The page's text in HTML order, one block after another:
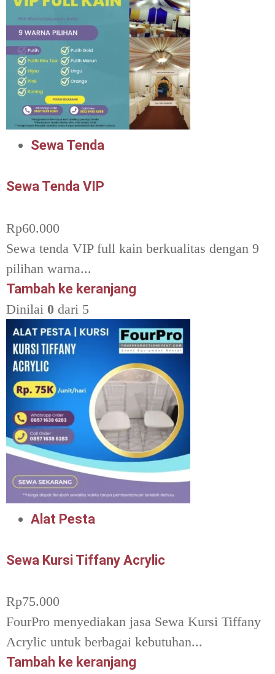
Sewa Tenda
Sewa Tenda VIP
Rp60.000
Sewa tenda VIP full kain berkualitas dengan 9
pilihan warna...
Tambah ke keranjang
Dinilai 0 dari 5
Alat Pesta
Sewa Kursi Tiffany Acrylic
Rp75.000
FourPro menyediakan jasa Sewa Kursi Tiffany
Acrylic untuk berbagai kebutuhan...
Tambah ke keranjang